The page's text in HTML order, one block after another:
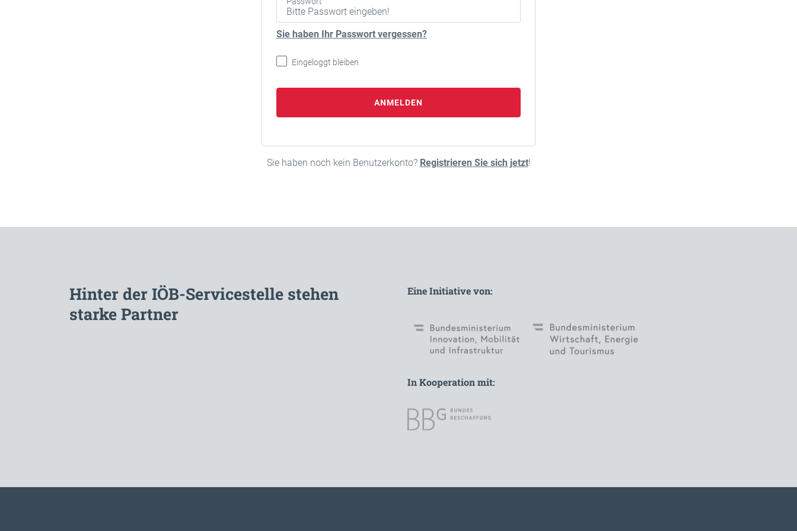
Sie haben Ihr Passwort vergessen?
Eingeloggt bleiben
ANMELDEN
Sie haben noch kein Benutzerkonto? Registrieren Sie sich jetzt!
Hinter der IÖB-Servicestelle stehen
starke Partner
Eine Initiative von:
In Kooperation mit: